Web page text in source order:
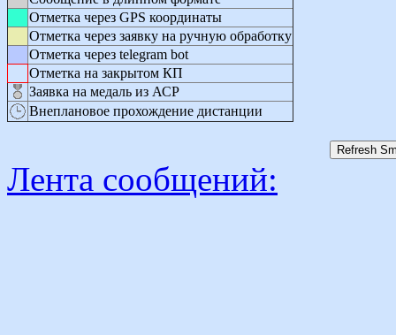
Отметка через GPS координаты
Отметка через заявку на ручную обработку
Отметка через telegram bot
Отметка на закрытом КП
Заявка на медаль из АСР
Внеплановое прохождение дистанции
Лента сообщений: